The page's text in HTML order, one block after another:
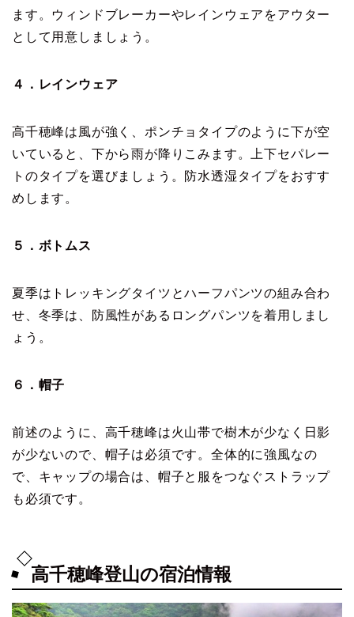
ます。ウィンドブレーカーやレインウェアをアウター
として用意しましょう。
４．レインウェア
高千穂峰は風が強く、ポンチョタイプのように下が空
いていると、下から雨が降りこみます。上下セパレー
トのタイプを選びましょう。防水透湿タイプをおすす
めします。
５．ボトムス
夏季はトレッキングタイツとハーフパンツの組み合わ
せ、冬季は、防風性があるロングパンツを着用しまし
ょう。
６．帽子
前述のように、高千穂峰は火山帯で樹木が少なく日影
が少ないので、帽子は必須です。全体的に強風なの
で、キャップの場合は、帽子と服をつなぐストラップ
も必須です。
高千穂峰登山の宿泊情報